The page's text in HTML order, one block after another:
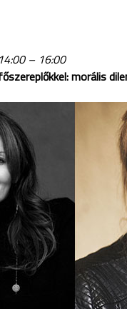
– 16:00
morális